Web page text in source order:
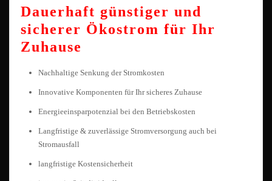
Dauerhaft günstiger und
sicherer Ökostrom für Ihr
Zuhause
Nachhaltige Senkung der Stromkosten
Innovative Komponenten für Ihr sicheres Zuhause
Energieeinsparpotenzial bei den Betriebskosten
Langfristige & zuverlässige Stromversorgung auch bei
Stromausfall
langfristige Kostensicherheit